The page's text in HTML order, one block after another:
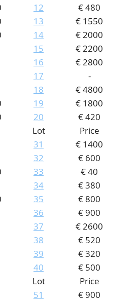
12
€ 480
13
€ 1550
14
€ 2000
15
€ 2200
16
€ 2800
17
-
18
€ 4800
19
€ 1800
20
€ 420
Lot
Price
31
€ 1400
32
€ 600
33
€ 40
34
€ 380
35
€ 800
36
€ 900
37
€ 2600
38
€ 520
39
€ 320
40
€ 500
Lot
Price
51
€ 900